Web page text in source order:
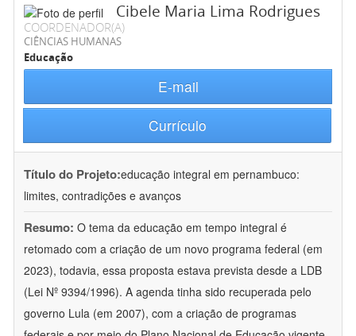
Cibele Maria Lima Rodrigues
COORDENADOR(A)
CIÊNCIAS HUMANAS
Educação
E-mail
Currículo
Título do Projeto:educação integral em pernambuco:
limites, contradições e avanços
Resumo: O tema da educação em tempo integral é
retomado com a criação de um novo programa federal (em
2023), todavia, essa proposta estava prevista desde a LDB
(Lei Nº 9394/1996). A agenda tinha sido recuperada pelo
governo Lula (em 2007), com a criação de programas